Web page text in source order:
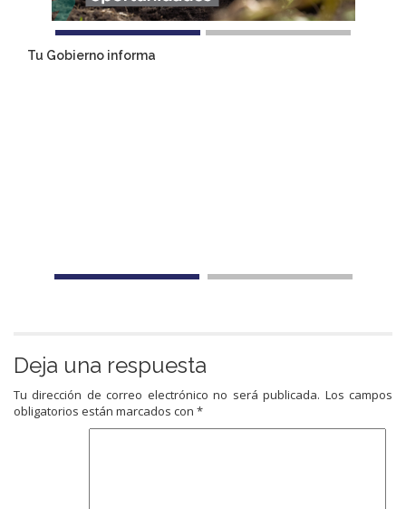
Tu Gobierno informa
Deja una respuesta
Tu dirección de correo electrónico no será publicada. Los campos
obligatorios están marcados con *